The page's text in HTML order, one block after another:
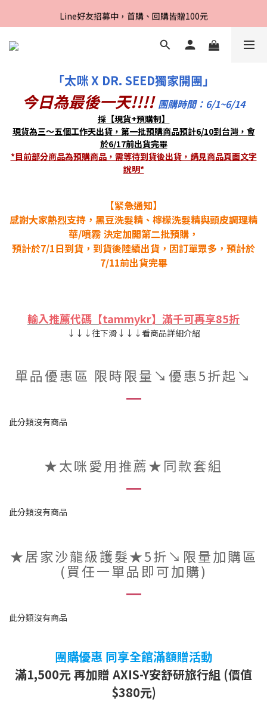
Line好友招募中，首購、回購皆贈100元
Line好友招募中，首購、回購皆贈100元
先付款，後取貨‼️即贈隨機小禮物一份🎁
「太咪 X DR. SEED獨家開團」
今日為最後一天!!!! 團購時間：6/1~6/14
採【現貨+預購制】
現貨為三～五個工作天出貨，第一批預購商品預計6/10到台灣，會
於6/17前出貨完畢
*目前部分商品為預購商品，需等待到貨後出貨，請見商品頁面文字
說明*
【緊急通知】
感謝大家熱烈支持，黑豆洗髮精、檸檬洗髮精與頭皮調理精
華/噴霧 決定加開第二批預購，
預計於7/1日到貨，到貨後陸續出貨，因訂單眾多，預計於
7/11前出貨完畢
輸入推薦代碼【tammykr】滿千可再享85折
↓↓↓往下滑↓↓↓看商品詳細介紹
單品優惠區 限時限量↘︎優惠5折起↘︎
此分類沒有商品
★太咪愛用推薦★同款套組
此分類沒有商品
★居家沙龍級護髮★5折↘限量加購區
(買任一單品即可加購)
此分類沒有商品
團購優惠 同享全館滿額贈活動
滿1,500元 再加贈 AXIS-Y安舒研旅行組 (價值
$380元)